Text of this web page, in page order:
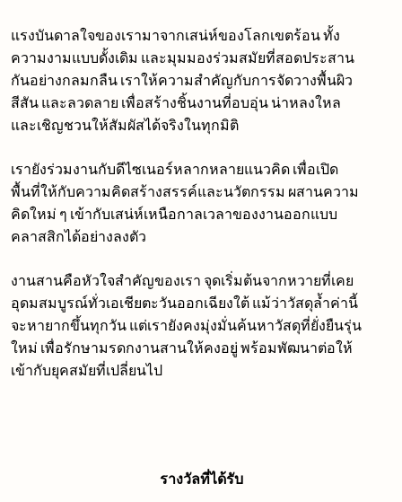
แรงบันดาลใจของเรามาจากเสน่ห์ของโลกเขตร้อน ทั้ง
ความงามแบบดั้งเดิม และมุมมองร่วมสมัยที่สอดประสาน
กันอย่างกลมกลืน เราให้ความสำคัญกับการจัดวางพื้นผิว
สีสัน และลวดลาย เพื่อสร้างชิ้นงานที่อบอุ่น น่าหลงใหล
และเชิญชวนให้สัมผัสได้จริงในทุกมิติ
เรายังร่วมงานกับดีไซเนอร์หลากหลายแนวคิด เพื่อเปิด
พื้นที่ให้กับความคิดสร้างสรรค์และนวัตกรรม ผสานความ
คิดใหม่ ๆ เข้ากับเสน่ห์เหนือกาลเวลาของงานออกแบบ
คลาสสิกได้อย่างลงตัว
งานสานคือหัวใจสำคัญของเรา จุดเริ่มต้นจากหวายที่เคย
อุดมสมบูรณ์ทั่วเอเชียตะวันออกเฉียงใต้ แม้ว่าวัสดุล้ำค่านี้
จะหายากขึ้นทุกวัน แต่เรายังคงมุ่งมั่นค้นหาวัสดุที่ยั่งยืนรุ่น
ใหม่ เพื่อรักษามรดกงานสานให้คงอยู่ พร้อมพัฒนาต่อให้
เข้ากับยุคสมัยที่เปลี่ยนไป
รางวัลที่ได้รับ